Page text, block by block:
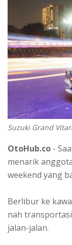
Suzuki Grand
OtoHub.co -
menarik
weekend yang
Berlibur ke
nah
jalan-jalan.